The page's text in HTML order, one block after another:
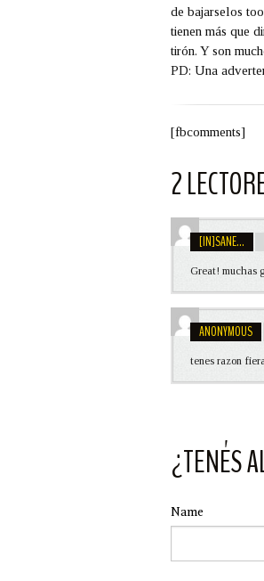
de bajarselos
tienen más que
tirón. Y son
PD: Una
[fbcomments]
2
[IN]SANE...
Great! muchas
ANONYMOUS
tenes razon
¿TENÉS
Name